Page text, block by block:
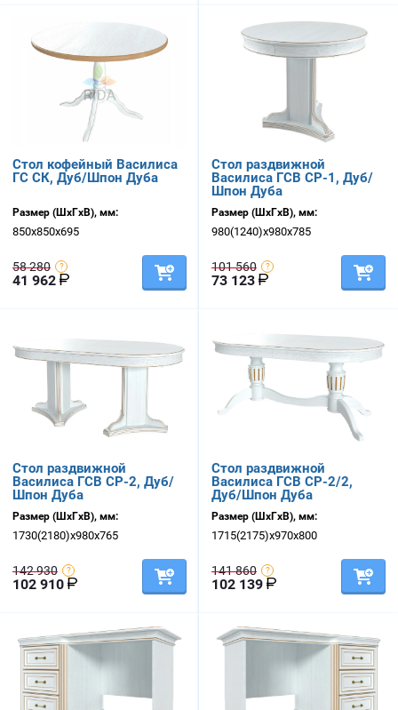
Стол кофейный Василиса
ГС СК, Дуб/Шпон Дуба
Размер (ШхГхВ), мм:
850х850х695
58 280
41 962
Стол раздвижной
Василиса ГСВ СР-1, Дуб/
Шпон Дуба
Размер (ШхГхВ), мм:
980(1240)х980х785
101 560
73 123
Стол раздвижной
Василиса ГСВ СР-2, Дуб/
Шпон Дуба
Размер (ШхГхВ), мм:
1730(2180)х980х765
142 930
102 910
Стол раздвижной
Василиса ГСВ СР-2/2,
Дуб/Шпон Дуба
Размер (ШхГхВ), мм:
1715(2175)х970х800
141 860
102 139